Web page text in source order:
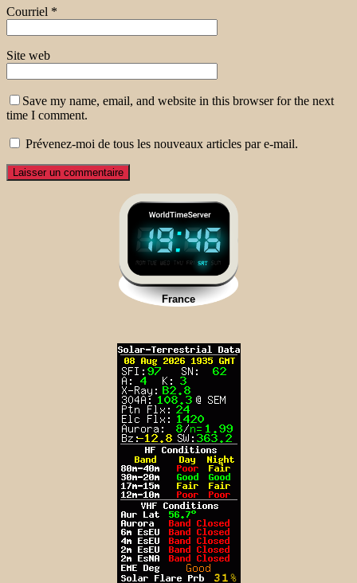
Courriel *
Site web
Save my name, email, and website in this browser for the next
time I comment.
Prévenez-moi de tous les nouveaux articles par e-mail.